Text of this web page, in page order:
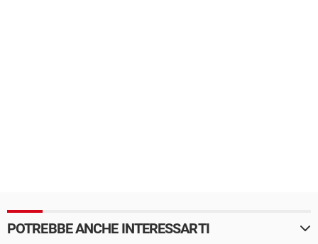
POTREBBE ANCHE INTERESSARTI